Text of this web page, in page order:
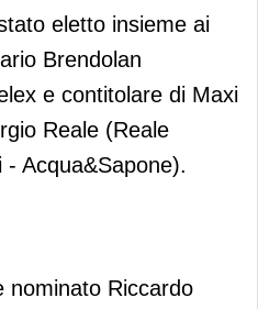
eletto insieme ai
Brendolan
e contitolare di Maxi
Reale (Reale
Acqua&Sapone).
nominato Riccardo